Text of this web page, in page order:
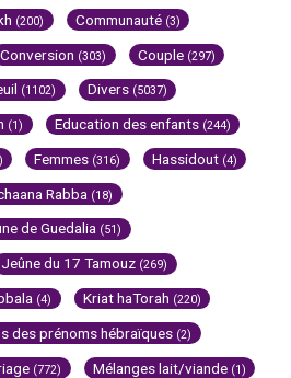
(200) Communauté (3)
Conversion (303) Couple (297)
(1102) Divers (5037)
(1) Education des enfants (244)
Femmes (316) Hassidout (4)
Rabba (18)
de Guedalia (51)
Jeûne du 17 Tamouz (269)
(4) Kriat haTorah (220)
des prénoms hébraïques (2)
(772) Mélanges lait/viande (1)